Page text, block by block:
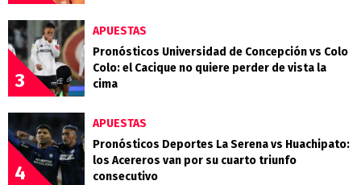
3
APUESTAS
Pronósticos Universidad de Concepción vs Colo
Colo: el Cacique no quiere perder de vista la
cima
4
APUESTAS
Pronósticos Deportes La Serena vs Huachipato:
los Acereros van por su cuarto triunfo
consecutivo